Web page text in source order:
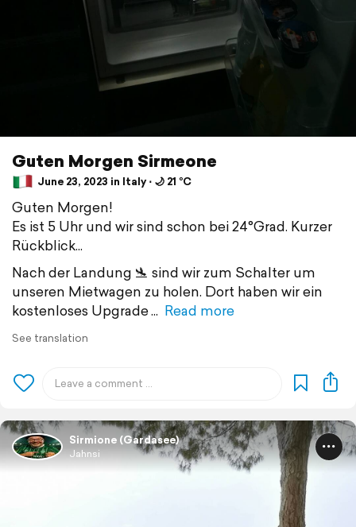
Guten Morgen Sirmeone
June 23, 2023 in Italy ⋅ 🌙 21 °C
Guten Morgen!
Es ist 5 Uhr und wir sind schon bei 24°Grad. Kurzer
Rückblick...
Nach der Landung 🛬 sind wir zum Schalter um
unseren Mietwagen zu holen. Dort haben wir ein
kostenloses Upgrade
Read more
See translation
Sirmione (Gardasee)
Jahnsi